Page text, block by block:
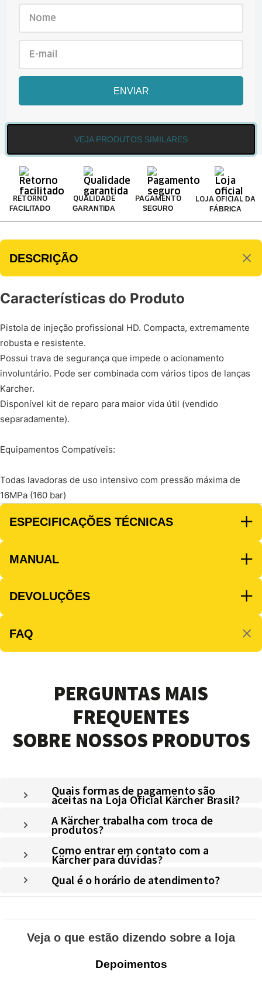
ENVIAR
VEJA PRODUTOS SIMILARES
RETORNO
FACILITADO
QUALIDADE
GARANTIDA
PAGAMENTO
SEGURO
LOJA OFICIAL DA
FÁBRICA
DESCRIÇÃO
Características do Produto
Pistola de injeção profissional HD. Compacta, extremamente
robusta e resistente.
Possui trava de segurança que impede o acionamento
involuntário. Pode ser combinada com vários tipos de lanças
Karcher.
Disponível kit de reparo para maior vida útil (vendido
separadamente).
Equipamentos Compatíveis:
Todas lavadoras de uso intensivo com pressão máxima de
16MPa (160 bar)
ESPECIFICAÇÕES TÉCNICAS
MANUAL
DEVOLUÇÕES
FAQ
PERGUNTAS MAIS
FREQUENTES
SOBRE NOSSOS PRODUTOS
Quais formas de pagamento são
aceitas na Loja Oficial Kärcher Brasil?
A Kärcher trabalha com troca de
produtos?
Como entrar em contato com a
Kärcher para dúvidas?
Qual é o horário de atendimento?
Veja o que estão dizendo sobre a loja
Depoimentos